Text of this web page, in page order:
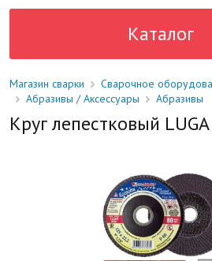
Данный товар
уточните у менеджера.
Каталог
Магазин сварки
Сварочное
Абразивы / Аксессуары
Абразивы
Круг лепестковый